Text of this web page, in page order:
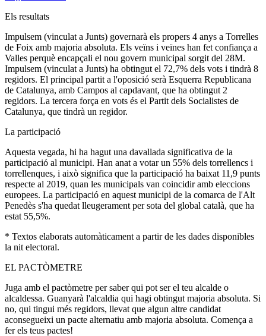
Els resultats
Impulsem (vinculat a Junts) governarà els propers 4 anys a Torrelles
de Foix amb majoria absoluta. Els veïns i veïnes han fet confiança a
Valles perquè encapçali el nou govern municipal sorgit del 28M.
Impulsem (vinculat a Junts) ha obtingut el 72,7% dels vots i tindrà 8
regidors. El principal partit a l'oposició serà Esquerra Republicana
de Catalunya, amb Campos al capdavant, que ha obtingut 2
regidors. La tercera força en vots és el Partit dels Socialistes de
Catalunya, que tindrà un regidor.
La participació
Aquesta vegada, hi ha hagut una davallada significativa de la
participació al municipi. Han anat a votar un 55% dels torrellencs i
torrellenques, i això significa que la participació ha baixat 11,9 punts
respecte al 2019, quan les municipals van coincidir amb eleccions
europees. La participació en aquest municipi de la comarca de l'Alt
Penedès s'ha quedat lleugerament per sota del global català, que ha
estat 55,5%.
* Textos elaborats automàticament a partir de les dades disponibles
la nit electoral.
EL PACTÒMETRE
Juga amb el pactòmetre per saber qui pot ser el teu alcalde o
alcaldessa. Guanyarà l'alcaldia qui hagi obtingut majoria absoluta. Si
no, qui tingui més regidors, llevat que algun altre candidat
aconsegueixi un pacte alternatiu amb majoria absoluta. Comença a
fer els teus pactes!